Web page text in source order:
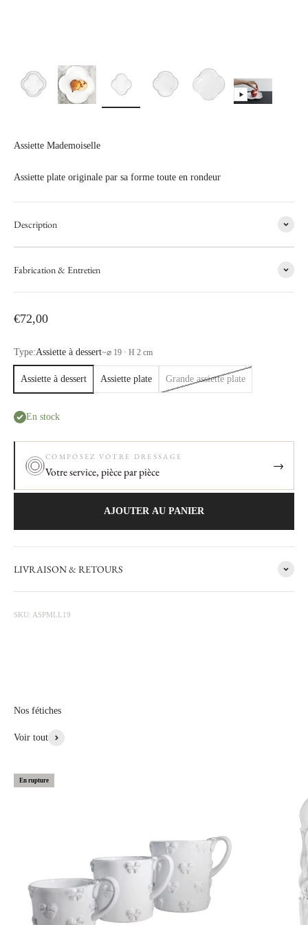
Assiette Mademoiselle
Assiette plate originale par sa forme toute en rondeur
Description
Fabrication & Entretien
Prix de vente
€72,00
Type:Assiette à dessert~⌀ 19 · H 2 cm
Assiette à dessert Assiette plate Grande assiette plate
En stock
COMPOSEZ VOTRE DRESSAGE
Votre service, pièce par pièce →
AJOUTER AU PANIER
LIVRAISON & RETOURS
SKU: ASPMLL19
Les secrets d'un objet
Mademoiselle
de fleurs aux pétales étalées, les vases et les coupes ont des boules,
Nos fétiches
Voir tout
En rupture